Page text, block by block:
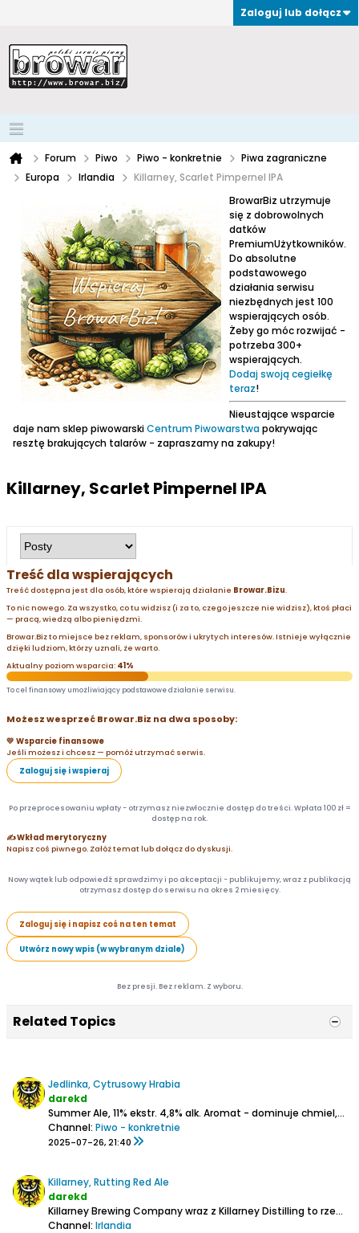
Zaloguj lub dołącz
Forum Piwo Piwo - konkretnie
Piwa zagraniczne
Europa
Irlandia
Killarney, Scarlet Pimpernel IPA
BrowarBiz utrzymuje
się z dobrowolnych
datków
PremiumUżytkowników.
Do absolutne
podstawowego
działania serwisu
niezbędnych jest 100
wspierających osób.
Żeby go móc rozwijać -
potrzeba 300+
wspierających.
Dodaj swoją cegiełkę
teraz!
Nieustające wsparcie
daje nam sklep piwowarskiCentrum Piwowarstwapokrywając
resztę brakujących talarów - zapraszamy na zakupy!
Killarney, Scarlet Pimpernel IPA
Treść dla wspierających
Treść dostępna jest dla osób, które wspierają działanie Browar.Bizu.
To nic nowego. Za wszystko, co tu widzisz (i za to, czego jeszcze nie widzisz), ktoś płaci
— pracą, wiedzą albo pieniędzmi.
Browar.Biz to miejsce bez reklam, sponsorów i ukrytych interesów. Istnieje wyłącznie
dzięki ludziom, którzy uznali, że warto.
Aktualny poziom wsparcia: 41%
To cel finansowy umożliwiający podstawowe działanie serwisu.
Możesz wesprzeć Browar.Biz na dwa sposoby:
💛 Wsparcie finansowe
Jeśli możesz i chcesz — pomóż utrzymać serwis.
Zaloguj się i wspieraj
Po przeprocesowaniu wpłaty - otrzymasz niezwłocznie dostęp do treści. Wpłata 100 zł =
dostęp na rok.
✍️ Wkład merytoryczny
Napisz coś piwnego. Załóż temat lub dołącz do dyskusji.
Nowy wątek lub odpowiedź sprawdzimy i po akceptacji - publikujemy, wraz z publikacją
otrzymasz dostęp do serwisu na okres 2 miesięcy.
Zaloguj się i napisz coś na ten temat
Utwórz nowy wpis (w wybranym dziale)
Bez presji. Bez reklam. Z wyboru.
Related Topics
Jedlinka, Cytrusowy Hrabia
darekd
Summer Ale,11% ekstr. 4,8% alk. Aromat - dominuje chmiel, głównie cytrusowy, troszeczkę ziołowy i inne kwaskowe owoce (śliwki), ciut drożdży
Channel: Piwo - konkretnie
2025-07-26, 21:40
Killarney, Rutting Red Ale
darekd
Killarney Brewing Company wraz z Killarney Distilling to rzemieślniczy browar z destylarnią whiskey z Killarney w hrabstwie Kerry.
Channel: Irlandia